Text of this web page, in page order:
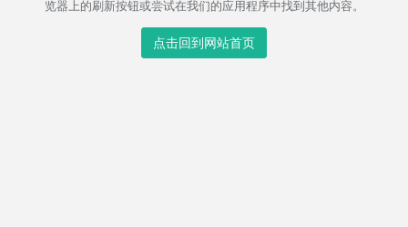
览器上的刷新按钮或尝试在我们的应用程序中找到其他内容。
点击回到网站首页